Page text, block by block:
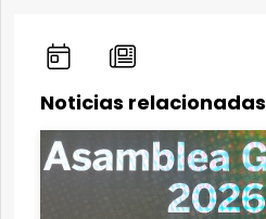
Noticias relacionadas